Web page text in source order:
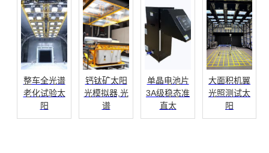
整车全光谱
老化试验太
阳
钙钛矿太阳
光模拟器,光
谱
单晶电池片
3A级稳态准
直太
大面积机翼
光照测试太
阳